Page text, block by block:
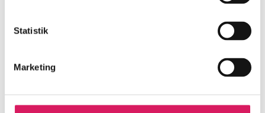
Statistik
Marketing